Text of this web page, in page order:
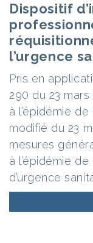
Dispositif
l’urgence
Pris en
290 du 23
à l’épidémie
modifié du 23
mesures
à l’épidémie
d’urgence